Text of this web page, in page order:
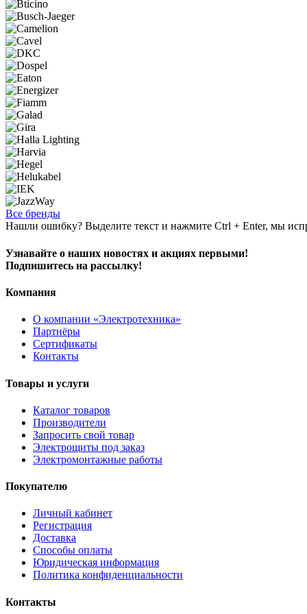
Все бренды
Нашли ошибку? Выделите текст и нажмите Ctrl + Enter, мы
Узнавайте о наших новостях и акциях первыми!
Подпишитесь на рассылку!
Компания
О компании «Электротехника»
Партнёры
Сертификаты
Контакты
Товары и услуги
Каталог товаров
Производители
Запросить свой товар
Электрощиты под заказ
Электромонтажные работы
Покупателю
Личный кабинет
Регистрация
Доставка
Способы оплаты
Юридическая информация
Политика конфиденциальности
Контакты